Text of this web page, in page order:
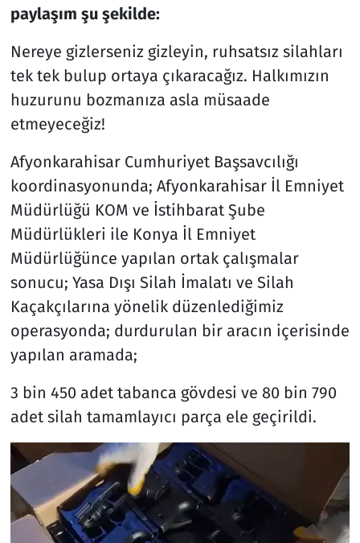
paylaşım şu şekilde:
Nereye gizlerseniz gizleyin, ruhsatsız silahları
tek tek bulup ortaya çıkaracağız. Halkımızın
huzurunu bozmanıza asla müsaade
etmeyeceğiz!
Afyonkarahisar Cumhuriyet Başsavcılığı
koordinasyonunda; Afyonkarahisar İl Emniyet
Müdürlüğü KOM ve İstihbarat Şube
Müdürlükleri ile Konya İl Emniyet
Müdürlüğünce yapılan ortak çalışmalar
sonucu; Yasa Dışı Silah İmalatı ve Silah
Kaçakçılarına yönelik düzenlediğimiz
operasyonda; durdurulan bir aracın içerisinde
yapılan aramada;
3 bin 450 adet tabanca gövdesi ve 80 bin 790
adet silah tamamlayıcı parça ele geçirildi.
Spor
Teknoloji ve Bilim
Televizyon